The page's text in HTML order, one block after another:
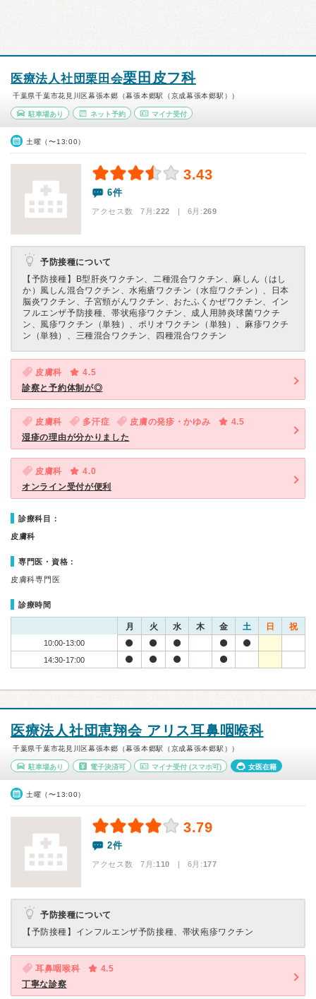
医療法人社団栗田会栗田皮フ科
千葉県千葉市花見川区幕張本郷（幕張本郷駅（京成幕張本郷駅））
駐車場あり ネット予約 マイナ受付
土曜（〜13:00）
3.43
6件
アクセス数 7月:222 | 6月:269
予防接種について
【予防接種】
B型肝炎ワクチン、二種混合ワクチン、麻しん（はし
か）風しん混合ワクチン、水疱瘡ワクチン（水痘ワクチン）、日本
脳炎ワクチン、子宮頸がんワクチン、おたふくかぜワクチン、イン
フルエンザ予防接種、帯状疱疹ワクチン、成人用肺炎球菌ワクチ
ン、風疹ワクチン（単独）、ポリオワクチン（単独）、麻疹ワクチ
ン（単独）、三種混合ワクチン、四種混合ワクチン
皮膚科
4.5
診察と予約体制が◎
皮膚科 多汗症 皮膚の発疹・かゆみ
4.5
湿疹の理由が分かりました
皮膚科
4.0
オンライン受付が便利
診療科目：
皮膚科
専門医・資格：
皮膚科専門医
診療時間
月 火 水 木 金 土 日 祝
10:00-13:00
14:30-17:00
医療法人社団恵翔会 アリス耳鼻咽喉科
千葉県千葉市花見川区幕張本郷（幕張本郷駅（京成幕張本郷駅））
駐車場あり 電子決済可 マイナ受付 (スマホ可) 女医在籍
土曜（〜13:00）
3.79
2件
アクセス数 7月:110 | 6月:177
予防接種について
【予防接種】 インフルエンザ予防接種、帯状疱疹ワクチン
耳鼻咽喉科
4.5
丁寧な診察